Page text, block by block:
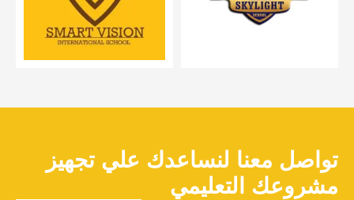
تواصل معنا لنساعدك علي تجهيز
مشروعك التعليمي